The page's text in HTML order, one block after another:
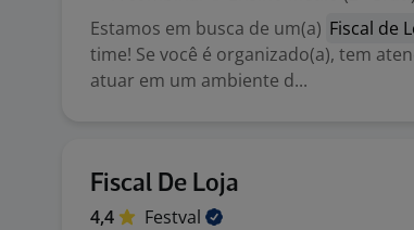
Estamos em busca de um(a) Fiscal de
time! Se você é organizado(a), tem
atuar em um ambiente d...
Fiscal De Loja
4,4
Festval